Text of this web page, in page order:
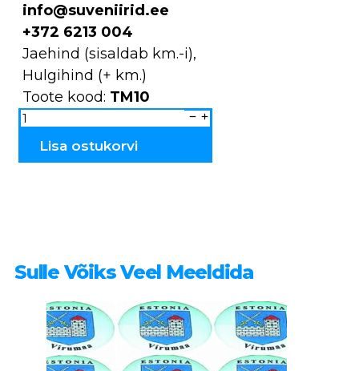
info@suveniirid.ee
+372 6213 004
Jaehind (sisaldab km.-i),
Hulgihind (+ km.)
Toote kood: TM10
Magnetid
plastikust
Tallinn
Lisa ostukorvi
Sulle Võiks Veel Meeldida